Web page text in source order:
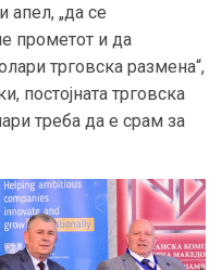
апел, „да се
прометот и да
трговска размена“,
постојната трговска
треба да е срам за